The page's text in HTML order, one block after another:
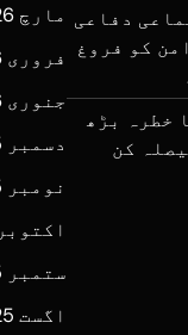
دفاعی
کو فروغ
خطرہ بڑھ
کن
مارچ 2026
فروری 2026
جنوری 2026
دسمبر 2025
نومبر 2025
اکتوبر 2025
ستمبر 2025
اگست 2025